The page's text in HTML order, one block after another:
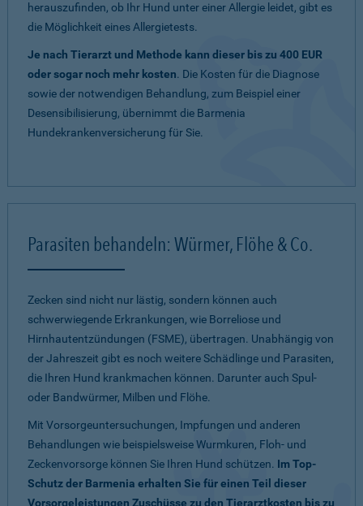
herauszufinden, ob Ihr Hund unter einer Allergie leidet, gibt es
die Möglichkeit eines Allergietests.
Je nach Tierarzt und Methode kann dieser bis zu 400 EUR
oder sogar noch mehr kosten. Die Kosten für die Diagnose
sowie der notwendigen Behandlung, zum Beispiel einer
Desensibilisierung, übernimmt die Barmenia
Hundekrankenversicherung für Sie.
Parasiten behandeln: Würmer, Flöhe & Co.
Zecken sind nicht nur lästig, sondern können auch
schwerwiegende Erkrankungen, wie Borreliose und
Hirnhautentzündungen (FSME), übertragen. Unabhängig von
der Jahreszeit gibt es noch weitere Schädlinge und Parasiten,
die Ihren Hund krankmachen können. Darunter auch Spul-
oder Bandwürmer, Milben und Flöhe.
Mit Vorsorgeuntersuchungen, Impfungen und anderen
Behandlungen wie beispielsweise Wurmkuren, Floh- und
Zeckenvorsorge können Sie Ihren Hund schützen. Im Top-
Schutz der Barmenia erhalten Sie für einen Teil dieser
Vorsorgeleistungen Zuschüsse zu den Tierarztkosten bis zu